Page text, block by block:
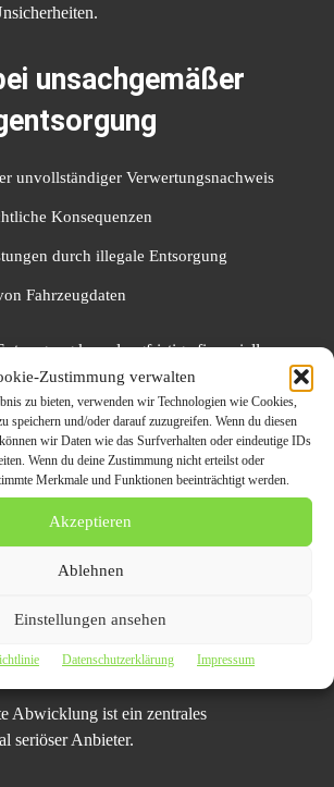
Zustimmung verwalten
zu bieten, verwenden wir Technologien wie Cookies,
speichern und/oder darauf zuzugreifen. Wenn du diesen
wir Daten wie das Surfverhalten oder eindeutige IDs
Wenn du deine Zustimmung nicht erteilst oder
Merkmale und Funktionen beeinträchtigt werden.
Akzeptieren
Ablehnen
Einstellungen ansehen
Datenschutzerklärung Impressum
unsachgemäßer
unvollständiger Verwertungsnachweis
Konsequenzen
durch illegale Entsorgung
Fahrzeugdaten
kann langfristige finanzielle
haben.
in
achten sollten
immer einfordern
vorab klären
vollständig übergeben
Abwicklung ist ein zentrales
seriöser Anbieter.